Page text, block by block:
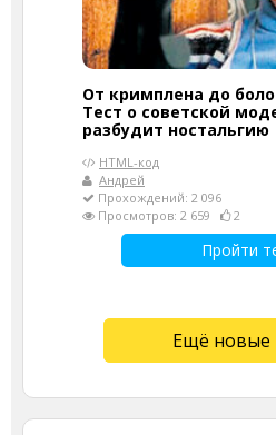
От кримплена до
Тест о советской
разбудит ностальгию
HTML-код
Андрей
Прохождений: 2 096
Просмотров: 2 659
2
Пройти
Ещё новые